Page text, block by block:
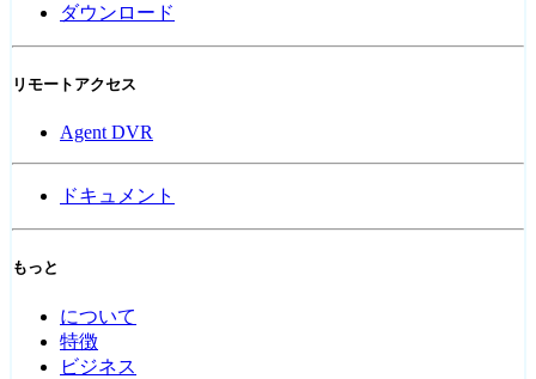
ダウンロード
リモートアクセス
Agent DVR
ドキュメント
もっと
について
特徴
ビジネス